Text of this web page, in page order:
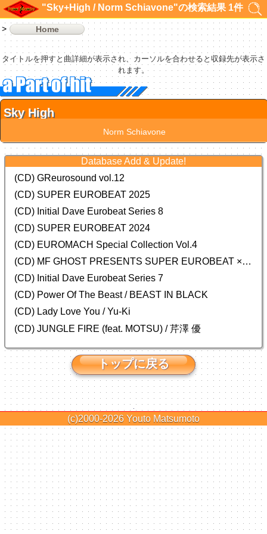
"Sky+High / Norm Schiavone"の検索結果 1件
Home
タイトルを押すと曲詳細が表示され、カーソルを合わせると収録先が表示さ
れます。
Sky High
Norm Schiavone
Database Add & Update!
(CD) GReurosound vol.12
(CD) SUPER EUROBEAT 2025
(CD) Initial Dave Eurobeat Series 8
(CD) SUPER EUROBEAT 2024
(CD) EUROMACH Special Collection Vol.4
(CD) MF GHOST PRESENTS SUPER EUROBEAT × ORIGINAL SOUNDTRACK NEW COLLECTION
(CD) Initial Dave Eurobeat Series 7
(CD) Power Of The Beast / BEAST IN BLACK
(CD) Lady Love You / Yu-Ki
(CD) JUNGLE FIRE (feat. MOTSU) / 芹澤 優
トップに戻る
(c)2000-2026 Youto Matsumoto